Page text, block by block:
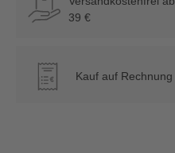
39 €
€ Kauf auf Rechnung